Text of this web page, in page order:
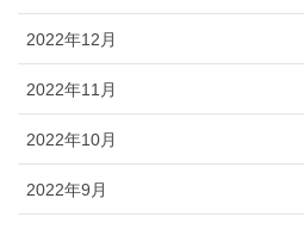
2022年12月
2022年11月
2022年10月
2022年9月